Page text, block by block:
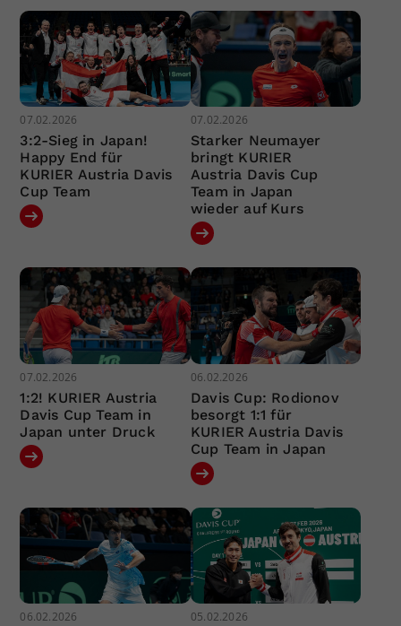
07.02.2026
3:2-Sieg in Japan!
Happy End für
KURIER Austria Davis
Cup Team
07.02.2026
Starker Neumayer
bringt KURIER
Austria Davis Cup
Team in Japan
wieder auf Kurs
07.02.2026
1:2! KURIER Austria
Davis Cup Team in
Japan unter Druck
06.02.2026
Davis Cup: Rodionov
besorgt 1:1 für
KURIER Austria Davis
Cup Team in Japan
06.02.2026 05.02.2026